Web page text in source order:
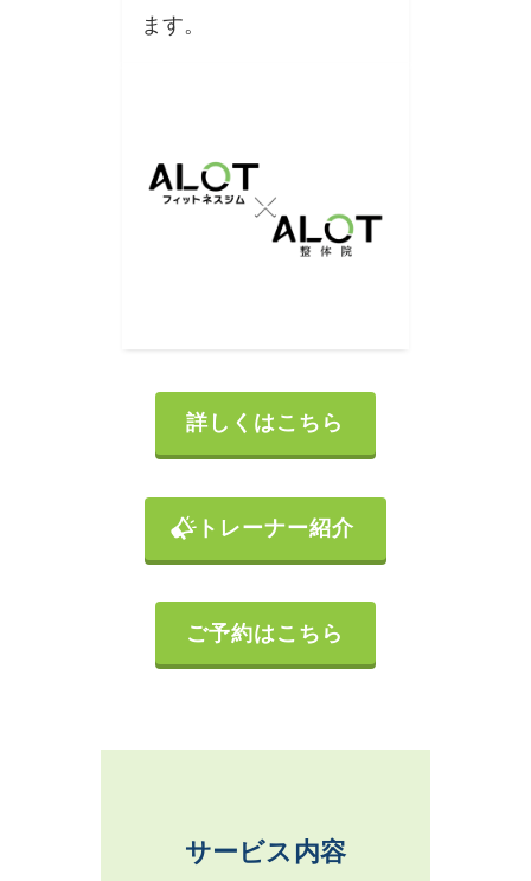
ます。
詳しくはこちら
トレーナー紹介
ご予約はこちら
サービス内容